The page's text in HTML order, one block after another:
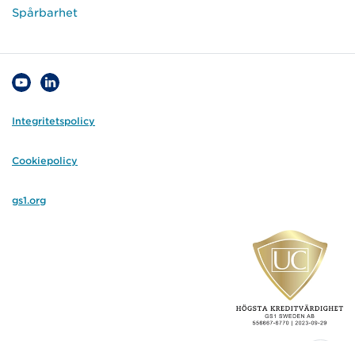
Spårbarhet
Integritetspolicy
Cookiepolicy
gs1.org